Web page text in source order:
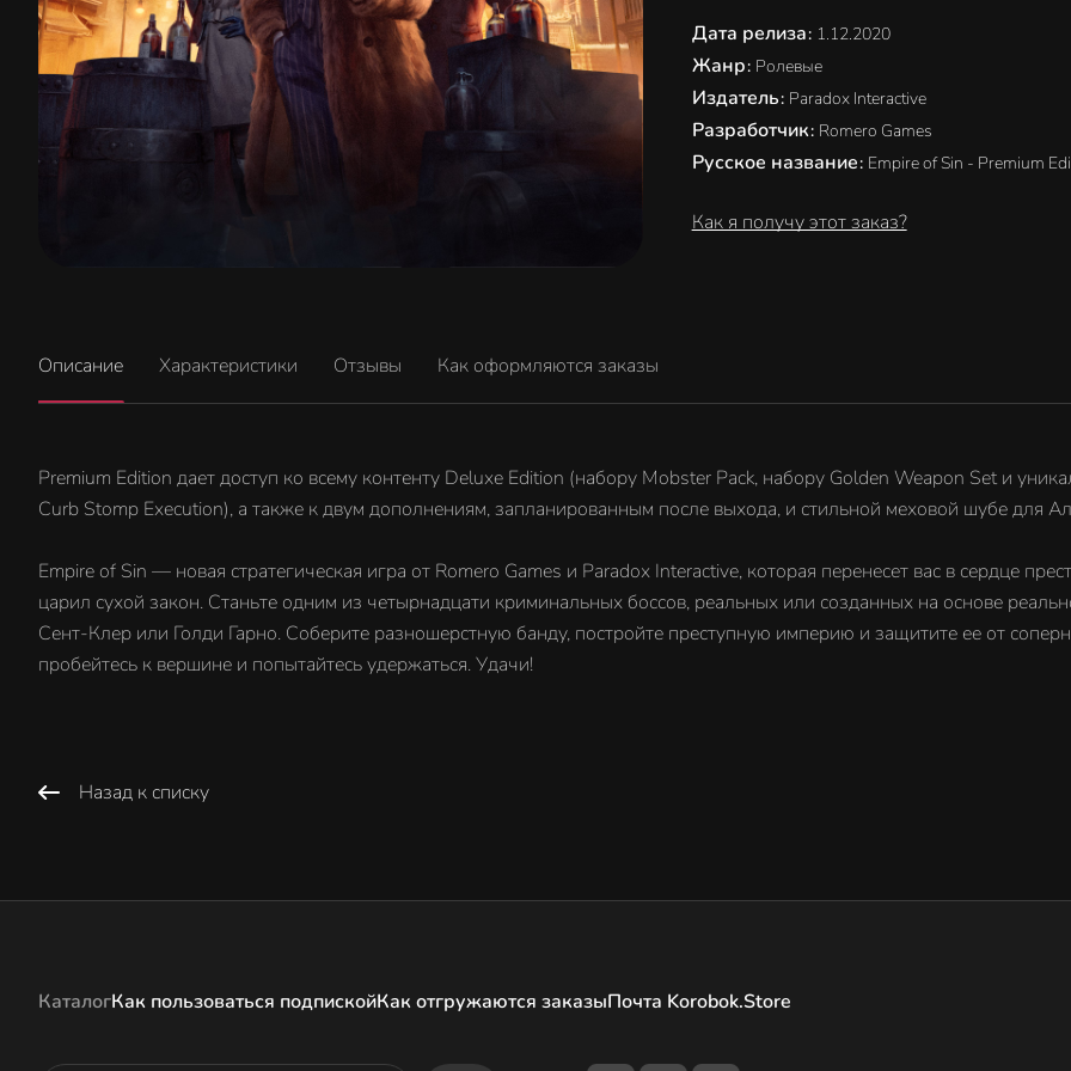
Дата релиза: 1.12.2020
Жанр: Ролевые
Издатель: Paradox Interactive
Разработчик: Romero Games
Русское название: Empire of Sin - Premium
Как я получу этот заказ?
Описание Характеристики Отзывы Как оформляются заказы
Premium Edition дает доступ ко всему контенту Deluxe Edition (набору Mobster Pack, набору Golden Weapon Set и
Curb Stomp Execution), а также к двум дополнениям, запланированным после выхода, и стильной меховой шубе для
Empire of Sin — новая стратегическая игра от Romero Games и Paradox Interactive, которая перенесет вас в сердце
царил сухой закон. Станьте одним из четырнадцати криминальных боссов, реальных или созданных на основе
Сент-Клер или Голди Гарно. Соберите разношерстную банду, постройте преступную империю и защитите ее от
пробейтесь к вершине и попытайтесь удержаться. Удачи!
Назад к списку
КаталогКак пользоваться подпискойКак отгружаются заказыПочта Korobok.Store